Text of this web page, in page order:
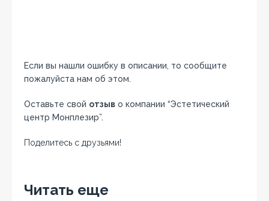
Если вы нашли ошибку в описании, то сообщите
пожалуйста нам об этом.
Оставьте свой отзыв о компании “Эстетический
центр Монплезир”.
Поделитесь с друзьями!
Читать еще